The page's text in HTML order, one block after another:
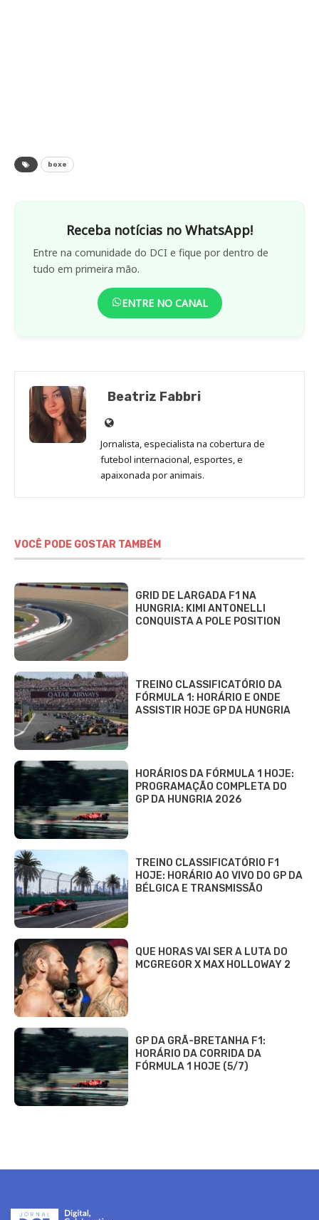
boxe
Receba notícias no WhatsApp!
Entre na comunidade do DCI e fique por dentro de
tudo em primeira mão.
ENTRE NO CANAL
Beatriz Fabbri
Site
de
Beatriz
Fabbri
Jornalista, especialista na cobertura de
futebol internacional, esportes, e
apaixonada por animais.
VOCÊ PODE GOSTAR TAMBÉM
GRID DE LARGADA F1 NA
HUNGRIA: KIMI ANTONELLI
CONQUISTA A POLE POSITION
TREINO CLASSIFICATÓRIO DA
FÓRMULA 1: HORÁRIO E ONDE
ASSISTIR HOJE GP DA HUNGRIA
HORÁRIOS DA FÓRMULA 1 HOJE:
PROGRAMAÇÃO COMPLETA DO
GP DA HUNGRIA 2026
TREINO CLASSIFICATÓRIO F1
HOJE: HORÁRIO AO VIVO DO GP DA
BÉLGICA E TRANSMISSÃO
QUE HORAS VAI SER A LUTA DO
MCGREGOR X MAX HOLLOWAY 2
GP DA GRÃ-BRETANHA F1:
HORÁRIO DA CORRIDA DA
FÓRMULA 1 HOJE (5/7)